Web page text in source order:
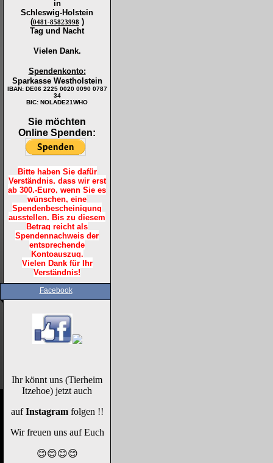
in
Schleswig-Holstein
(0481-85823998 )
Tag und Nacht
Vielen Dank.
Spendenkonto:
Sparkasse Westholstein
IBAN: DE06 2225 0020 0090 0787
34
BIC: NOLADE21WHO
Sie möchten
Online Spenden:
Bitte haben Sie dafür
Verständnis, dass wir erst
ab 300.-Euro, wenn Sie es
wünschen, eine
Spendenbescheinigung
ausstellen. Bis zu diesem
Betrag reicht als
Spendennachweis der
entsprechende
Kontoauszug.
Vielen Dank für Ihr
Verständnis!
Facebook
Ihr könnt uns (Tierheim
Itzehoe) jetzt auch
aufInstagramfolgen !!
Wir freuen uns auf Euch
😊😊😊😊